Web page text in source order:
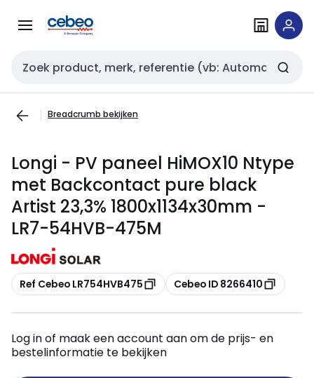
naar
naar
Zoekveld invoer
Breadcrumb bekijken
Longi - PV paneel HiMOX10 Ntype
met Backcontact pure black
Artist 23,3% 1800x1134x30mm -
LR7-54HVB-475M
Kopiëren
Ref Cebeo LR754HVB475 Kopiëren
Cebeo ID 8266410
Log in of maak een account aan om de prijs- en
bestelinformatie te bekijken